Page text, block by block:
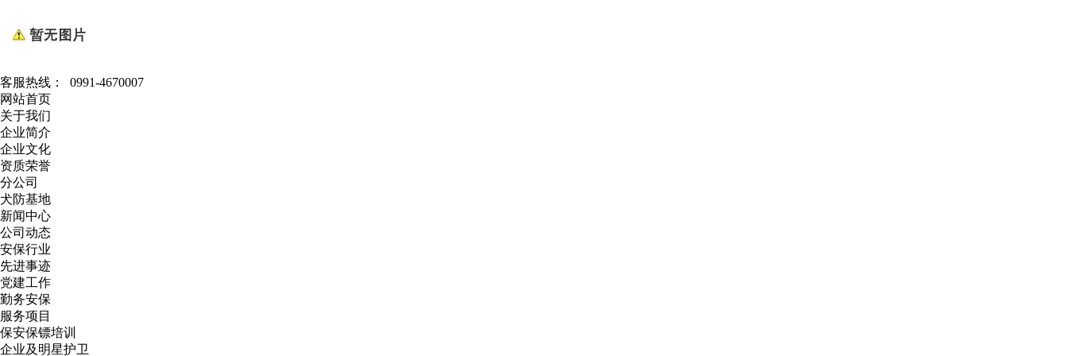
客服热线：
0991-4670007
网站首页
关于我们
企业简介
企业文化
资质荣誉
分公司
犬防基地
新闻中心
公司动态
安保行业
先进事迹
党建工作
勤务安保
服务项目
保安保镖培训
企业及明星护卫